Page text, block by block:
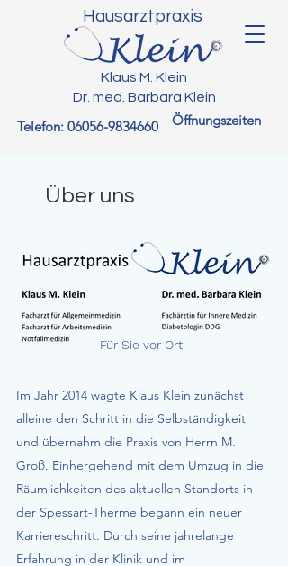
Hausarztpraxis
Klaus M. Klein
Dr. med. Barbara Klein
Telefon: 06056-9834660 Öffnungszeiten
Über uns
Für Sie vor Ort
Im Jahr 2014 wagte Klaus Klein zunächst
alleine den Schritt in die Selbständigkeit
und übernahm die Praxis von Herrn M.
Groß. Einhergehend mit dem Umzug in die
Räumlichkeiten des aktuellen Standorts in
der Spessart-Therme begann ein neuer
Karriereschritt. Durch seine jahrelange
Erfahrung in der Klinik und im